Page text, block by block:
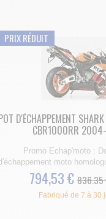
PRIX RÉDUIT
D'ÉCHAPPEMENT
CBR1000RR
Promo Echap'moto :
moto
794,53 € 836.35
Fabriqué de 7 à 30